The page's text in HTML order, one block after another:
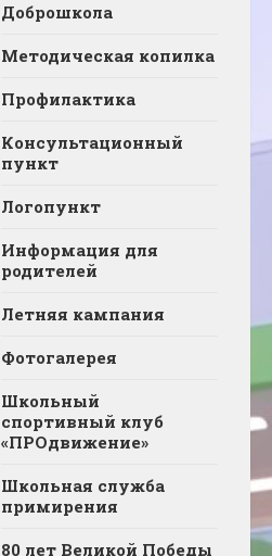
Доброшкола
Методическая копилка
Профилактика
Консультационный
пункт
Логопункт
Информация для
родителей
Летняя кампания
Фотогалерея
Школьный
спортивный клуб
«ПРОдвижение»
Школьная служба
примирения
80 лет Великой Победы